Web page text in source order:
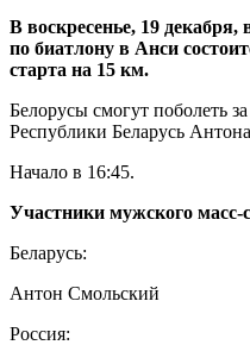
В воскресенье, 19
по биатлону в Анси
старта на 15 км.
Белорусы смогут поболеть
Республики Беларусь
Начало в 16:45.
Участники мужского масс-
Беларусь:
Антон Смольский
Россия: